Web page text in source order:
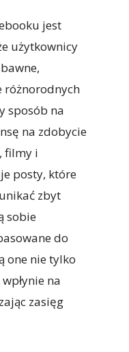
jest
użytkownicy
różnorodnych
sposób na
na zdobycie
filmy i
posty, które
zbyt
sobie
do
one nie tylko
na
zasięg